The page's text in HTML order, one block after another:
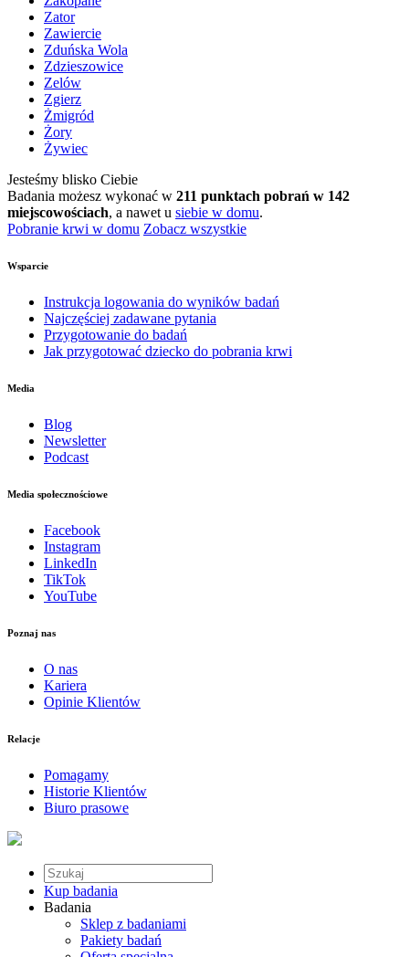
Zator
Zawiercie
Zduńska Wola
Zdzieszowice
Zelów
Zgierz
Żmigród
Żory
Żywiec
Jesteśmy blisko Ciebie
Badania możesz wykonać w 211 punktach pobrań w 142
miejscowościach, a nawet u siebie w domu.
Pobranie krwi w domu Zobacz wszystkie
Wsparcie
Instrukcja logowania do wyników badań
Najczęściej zadawane pytania
Przygotowanie do badań
Jak przygotować dziecko do pobrania krwi
Media
Blog
Newsletter
Podcast
Media społecznościowe
Facebook
Instagram
LinkedIn
TikTok
YouTube
Poznaj nas
O nas
Kariera
Opinie Klientów
Relacje
Pomagamy
Historie Klientów
Biuro prasowe
Kup badania
Badania
Sklep z badaniami
Pakiety badań